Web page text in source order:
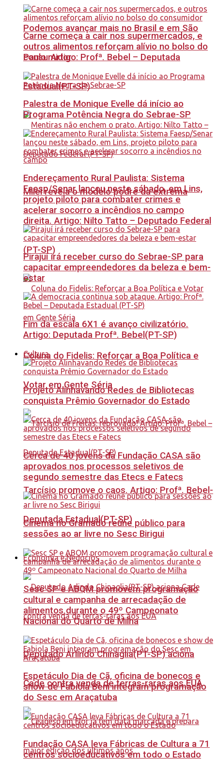
Podemos avançar mais no Brasil e em São
Paulo. Artigo: Profª. Bebel – Deputada
Estadual(PT-SP)
Milei revela o modelo podre da extrema
direita. Artigo: Nilto Tatto – Deputado Federal
(PT-SP)
Coluna do Fidelis: Reforçar a Boa Política e
Votar em Gente Séria
Tarcísio promove o caos. Artigo: Profª. Bebel-
Deputada Estadual(PT-SP)
Economia e Negócios
Deputado Arlindo Chinaglia(PT-SP) aciona
Cade contra venda de terras-raras aos EUA
Carne começa a cair nos supermercados, e
outros alimentos reforçam alívio no bolso do
consumidor
Palestra de Monique Evelle dá início ao
Programa Potência Negra do Sebrae-SP
Endereçamento Rural Paulista: Sistema
Faesp/Senar lançou neste sábado, em Lins,
projeto piloto para combater crimes e
acelerar socorro a incêndios no campo
Pirajuí irá receber curso do Sebrae-SP para
capacitar empreendedores da beleza e bem-
estar
Fim da escala 6X1 é avanço civilizatório.
Artigo: Deputada Profª. Bebel(PT-SP)
Cultura
Projeto Alinhavando Redes de Bibliotecas
conquista Prêmio Governador do Estado
Cerca de 40 jovens da Fundação CASA são
aprovados nos processos seletivos de
segundo semestre das Etecs e Fatecs
Cinema no Gramado reúne público para
sessões ao ar livre no Sesc Birigui
Sesc SP e ABQM promovem programação
cultural e campanha de arrecadação de
alimentos durante o 49º Campeonato
Nacional do Quarto de Milha
Espetáculo Dia de Cã, oficina de bonecos e
show de Fabiola Beni integram programação
do Sesc em Araçatuba
Fundação CASA leva Fábricas de Cultura a 71
centros socioeducativos em todo o Estado